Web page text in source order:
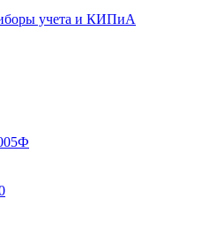
учета и КИПиА